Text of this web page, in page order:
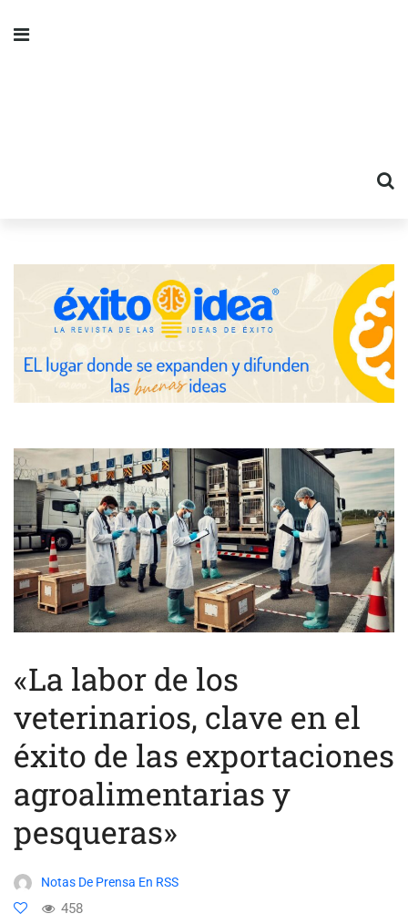
«La labor de los
veterinarios, clave en el
éxito de las exportaciones
agroalimentarias y
pesqueras»
Notas De Prensa En RSS
458